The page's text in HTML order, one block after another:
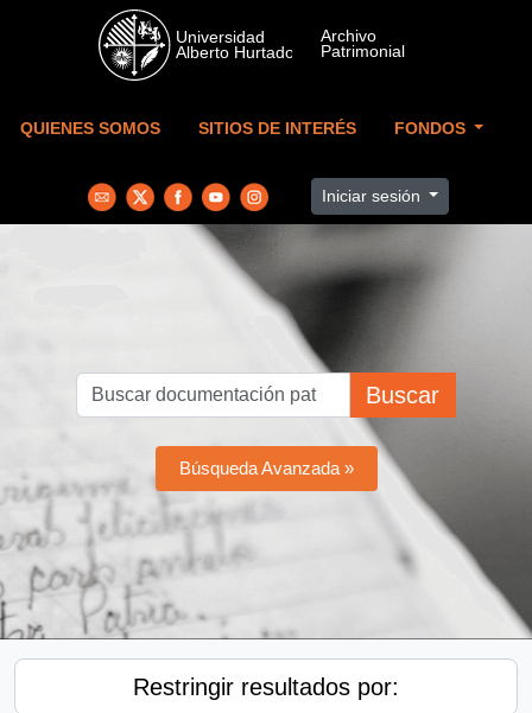
Skip to main content
QUIENES SOMOS SITIOS DE INTERÉS FONDOS
Iniciar sesión
Buscar
Búsqueda Avanzada »
Restringir resultados por: